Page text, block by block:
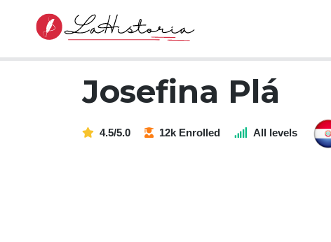
Josefina Plá
4.5/5.0 12k Enrolled All levels